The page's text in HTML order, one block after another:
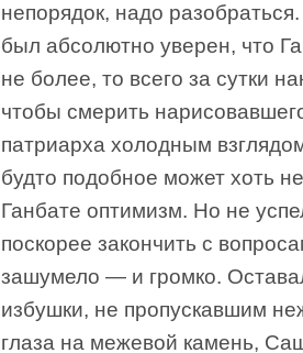
непорядок, надо
был абсолютно уверен, что
не более, то всего за сутки
чтобы смерить
патриарха холодным
будто подобное может хоть
Ганбате оптимизм. Но не
поскорее закончить с
зашумело — и громко.
избушки, не пропускавшим
глаза на межевой камень,